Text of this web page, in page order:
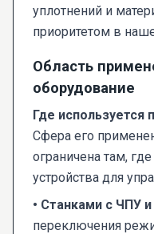
уплотнений и
приоритетом в
Область
оборудование
Где
Сфера его
ограничена там,
устройства для
• Станками с ЧПУ
переключения